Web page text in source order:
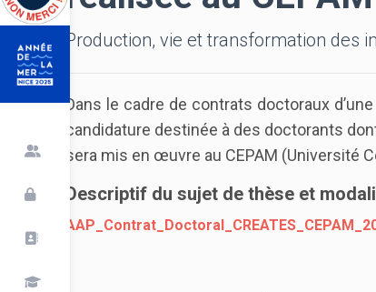
Production, vie et transformation des
Dans le cadre de contrats doctoraux
candidature destinée à des doctorants
sera mis en œuvre au CEPAM (Université
Descriptif du sujet de thèse et